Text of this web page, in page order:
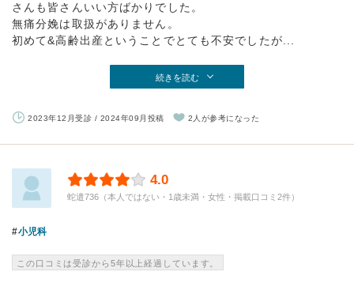
さんも皆さんいい方ばかりでした。
無痛分娩は取扱がありません。
初めて&高齢出産ということでとても不安でしたが...
続きを読む
2023年12月受診 / 2024年09月投稿 2人が参考になった
4.0
蛇遣736（本人ではない・1歳未満・女性・掲載口コミ2件）
小児科
この口コミは受診から5年以上経過しています。